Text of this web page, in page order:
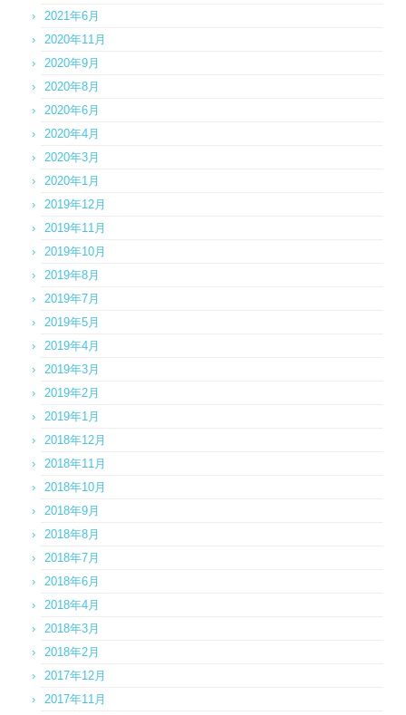
2021年6月
2020年11月
2020年9月
2020年8月
2020年6月
2020年4月
2020年3月
2020年1月
2019年12月
2019年11月
2019年10月
2019年8月
2019年7月
2019年5月
2019年4月
2019年3月
2019年2月
2019年1月
2018年12月
2018年11月
2018年10月
2018年9月
2018年8月
2018年7月
2018年6月
2018年4月
2018年3月
2018年2月
2017年12月
2017年11月